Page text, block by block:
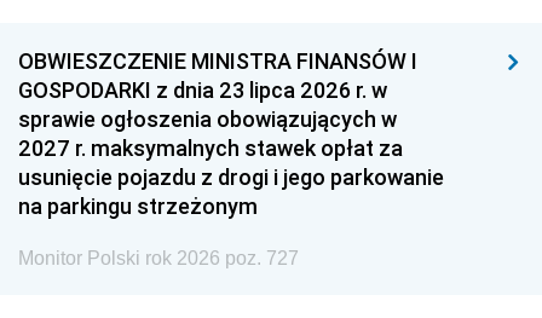
OBWIESZCZENIE MINISTRA FINANSÓW I
GOSPODARKI z dnia 23 lipca 2026 r. w
sprawie ogłoszenia obowiązujących w
2027 r. maksymalnych stawek opłat za
usunięcie pojazdu z drogi i jego parkowanie
na parkingu strzeżonym
Monitor Polski rok 2026 poz. 727